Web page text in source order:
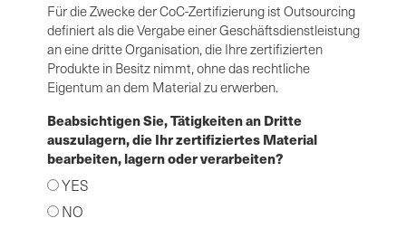
Für die Zwecke der CoC-Zertifizierung ist Outsourcing
definiert als die Vergabe einer Geschäftsdienstleistung
an eine dritte Organisation, die Ihre zertifizierten
Produkte in Besitz nimmt, ohne das rechtliche
Eigentum an dem Material zu erwerben.
Beabsichtigen Sie, Tätigkeiten an Dritte
auszulagern, die Ihr zertifiziertes Material
bearbeiten, lagern oder verarbeiten?
YES
NO